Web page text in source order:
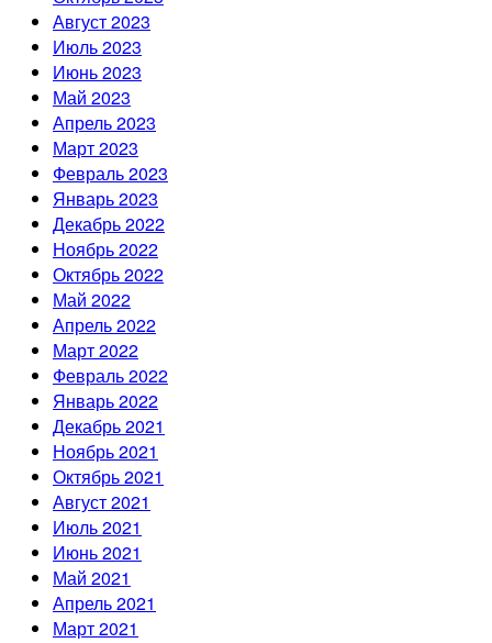
Август 2023
Июль 2023
Июнь 2023
Май 2023
Апрель 2023
Март 2023
Февраль 2023
Январь 2023
Декабрь 2022
Ноябрь 2022
Октябрь 2022
Май 2022
Апрель 2022
Март 2022
Февраль 2022
Январь 2022
Декабрь 2021
Ноябрь 2021
Октябрь 2021
Август 2021
Июль 2021
Июнь 2021
Май 2021
Апрель 2021
Март 2021